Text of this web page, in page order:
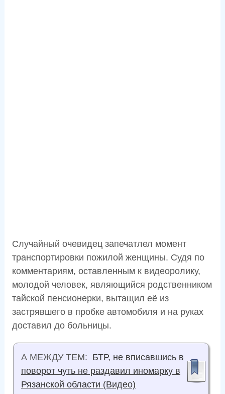
Случайный очевидец запечатлел момент
транспортировки пожилой женщины. Судя по
комментариям, оставленным к видеоролику,
молодой человек, являющийся родственником
тайской пенсионерки, вытащил её из
застрявшего в пробке автомобиля и на руках
доставил до больницы.
А МЕЖДУ ТЕМ: БТР, не вписавшись в
поворот чуть не раздавил иномарку в
Рязанской области (Видео)